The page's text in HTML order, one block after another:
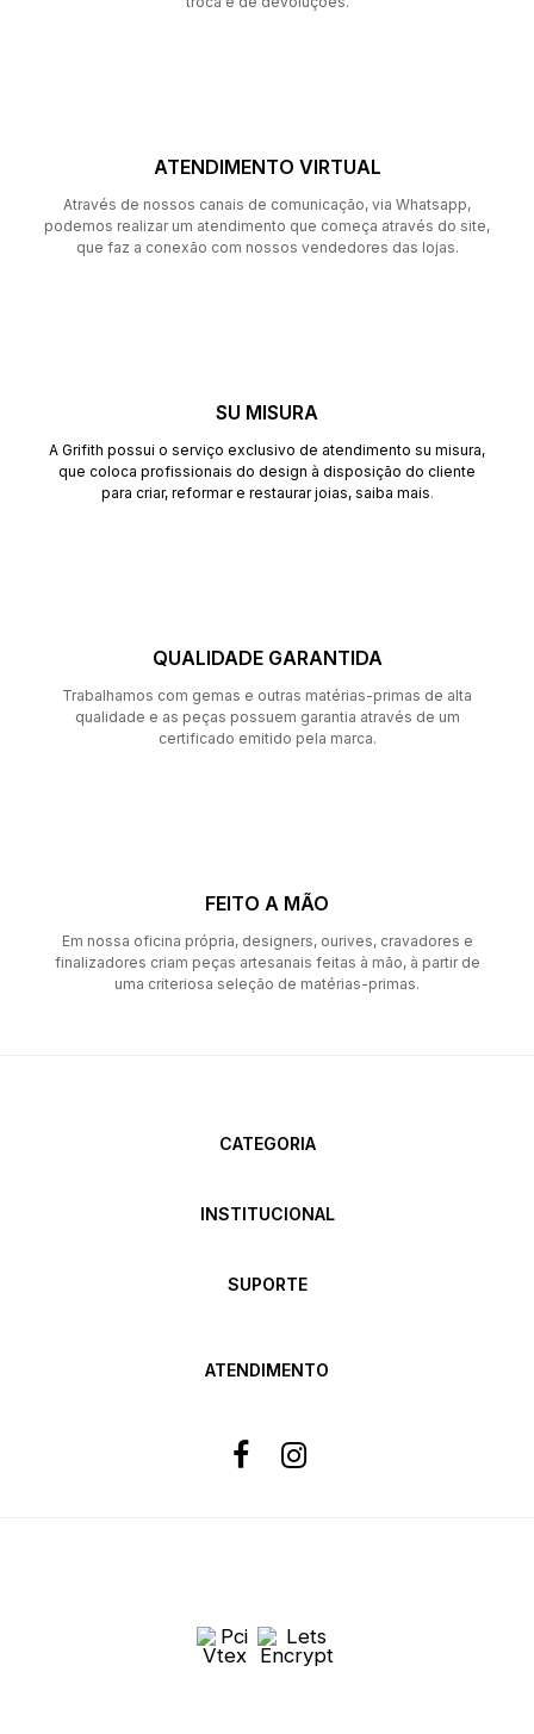
ATENDIMENTO VIRTUAL
Através de nossos canais de comunicação, via Whatsapp,
podemos realizar um atendimento que começa através do site,
que faz a conexão com nossos vendedores das lojas.
SU MISURA
A Grifith possui o serviço exclusivo de atendimento su misura,
que coloca profissionais do design à disposição do cliente
para criar, reformar e restaurar joias, saiba mais.
QUALIDADE GARANTIDA
Trabalhamos com gemas e outras matérias-primas de alta
qualidade e as peças possuem garantia através de um
certificado emitido pela marca.
FEITO A MÃO
Em nossa oficina própria, designers, ourives, cravadores e
finalizadores criam peças artesanais feitas à mão, à partir de
uma criteriosa seleção de matérias-primas.
CATEGORIA
INSTITUCIONAL
SUPORTE
ATENDIMENTO